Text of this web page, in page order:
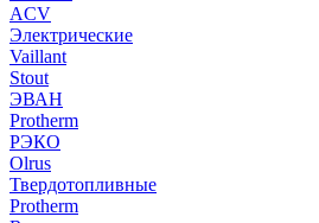
ACV
Электрические
Vaillant
Stout
ЭВАН
Protherm
РЭКО
Olrus
Твердотопливные
Protherm